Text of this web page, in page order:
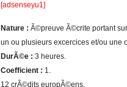
[adsenseyu1]
Nature : Ã©preuve Ã©crite portant
un ou plusieurs excercices et/ou une
DurÃ©e : 3 heures.
Coefficient : 1.
12 crÃ©dits europÃ©ens.